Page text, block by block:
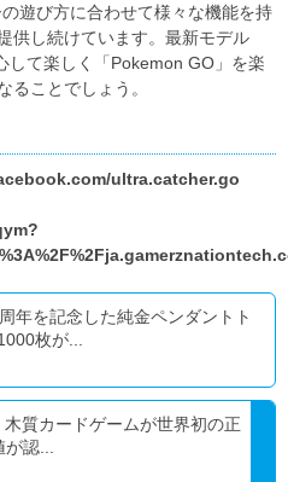
遊び方に合わせて様々な機能を持
供し続けています。最新モデル
して楽しく「Pokemon GO」を楽
ることでしょう。
ultra.catcher.go
年を記念した純金ペンダントト
枚が...
木質カードゲームが世界初の正
認...